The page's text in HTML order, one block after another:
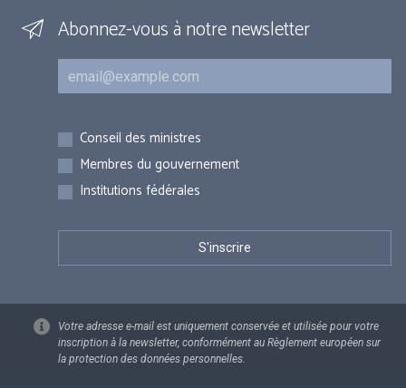
Abonnez-vous à notre newsletter
Courriel
Inscriptions
Conseil des ministres
Membres du gouvernement
Institutions fédérales
Votre adresse e-mail est uniquement conservée et utilisée pour votre
inscription à la newsletter, conformément au Règlement européen sur
la protection des données personnelles.